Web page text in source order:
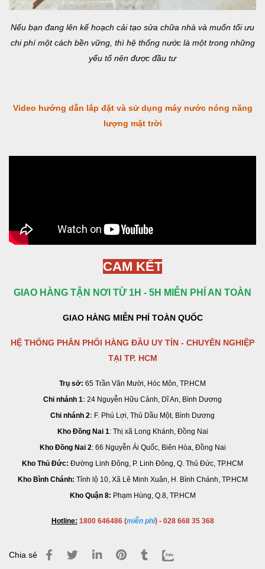
Nếu bạn đang lên kế hoạch cải tạo sửa chữa nhà và muốn tối ưu
chi phí một cách bền vững, thì hệ thống nước là một trong những
yếu tố nên được đầu tư
Video hướng dẫn lắp đặt và sử dụng máy nước nóng năng
lượng mặt trời
CAM KẾT
GIAO HÀNG TẬN NƠI TỪ 1H - 5H MIỄN PHÍ AN TOÀN
GIAO HÀNG MIỄN PHÍ TOÀN QUỐC
HỆ THỐNG PHÂN PHỐI HÀNG ĐẦU UY TÍN - CHUYÊN NGHIỆP
TẠI TP. HCM
Trụ sở: 65 Trần Văn Mười, Hóc Môn, TP.HCM
Chi nhánh 1: 24 Nguyễn Hữu Cảnh, Dĩ An, Bình Dương
Chi nhánh 2: F. Phú Lợi, Thủ Dầu Một, Bình Dương
Kho Đồng Nai 1: Thị xã Long Khánh, Đồng Nai
Kho Đồng Nai 2: 66 Nguyễn Ái Quốc, Biên Hòa, Đồng Nai
Kho Thủ Đức: Đường Linh Đông, P. Linh Đông, Q. Thủ Đức, TP.HCM
Kho Bình Chánh: Tỉnh lộ 10, Xã Lê Minh Xuân, H. Bình Chánh, TP.HCM
Kho Quận 8: Phạm Hùng, Q.8, TP.HCM
Hotline: 1800 646486 (miễn phí)- 028 668 35 368
Chia sẻ